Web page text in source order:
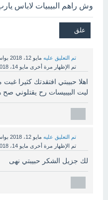
وش راهم البيبيات لاباس
تم التعليق عليه مايو 12، 2018
تم الإظهار مرة أخرى مايو 14، 2018
اهلا حبيبتي افتقدتك كثيرا
ليت البيبيسات رح يقتلوني صح
تم التعليق عليه مايو 12، 2018
تم الإظهار مرة أخرى مايو 14، 2018
لك جزيل الشكر حبيبتي نهى